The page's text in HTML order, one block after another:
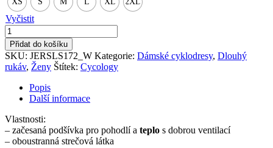
Vyčistit
Dres
dlouhý
rukáv
dámský
Majolica
zimní
množství
Přidat do košíku
SKU: JERSLS172_W Kategorie: Dámské cyklodresy, Dlouhý
rukáv, Ženy Štítek: Cycology
Popis
Další informace
Vlastnosti:
– začesaná podšívka pro pohodlí a teplo s dobrou ventilací
– oboustranná strečová látka